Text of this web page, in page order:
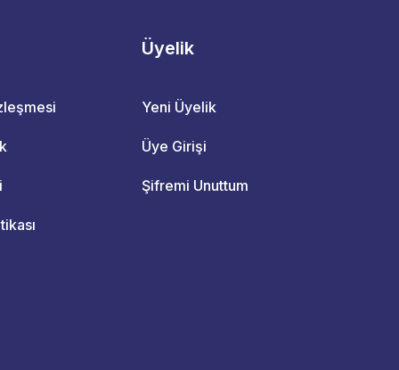
Üyelik
Yeni Üyelik
Üye Girişi
Şifremi Unuttum